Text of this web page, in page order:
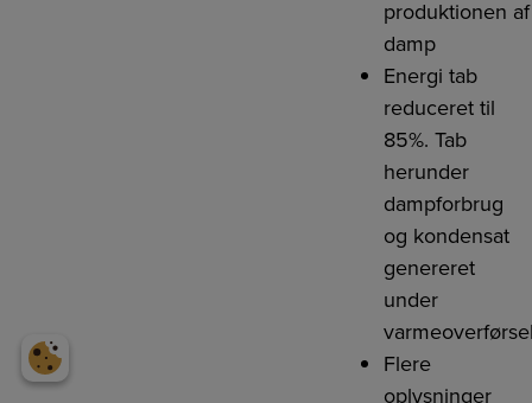
produktionen af
damp
Energi tab
reduceret til
85%. Tab
herunder
dampforbrug
og kondensat
genereret
under
Flere
oplysninger